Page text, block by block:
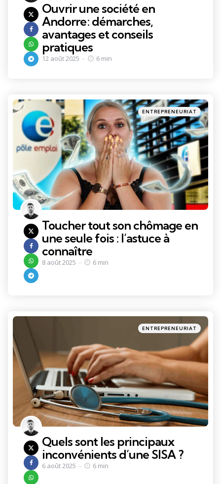
Ouvrir une société en
Andorre : démarches,
avantages et conseils
pratiques
12 août 2025 6 min
Categories
Posted
in
ENTREPRENEURIAT
Toucher tout son chômage en
une seule fois : l’astuce à
connaître
8 août 2025 6 min
Categories
Posted
in
ENTREPRENEURIAT
Quels sont les principaux
inconvénients d’une SISA ?
6 août 2025 6 min